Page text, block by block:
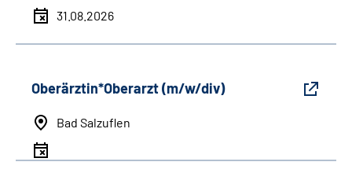
31.08.2026
Oberärztin*Oberarzt (m/w/div)
Bad Salzuflen